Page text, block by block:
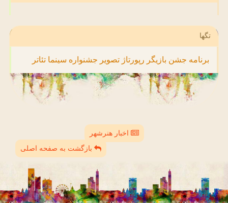
تگها
برنامه جشن بازیگر رپورتاژ تصویر جشنواره سینما تئاتر
اخبار هنرشهر
بازگشت به صفحه اصلی